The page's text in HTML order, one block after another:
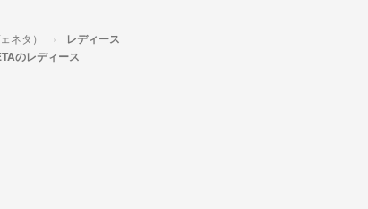
ネタ） レディース
のレディース